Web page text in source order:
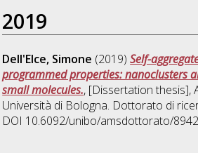
2019
Dell'Elce, Simone (2019)Self-
programmed properties: nanoclusters
small molecules., [Dissertation thesis],
Università di Bologna. Dottorato di
DOI 10.6092/unibo/amsdottorato/